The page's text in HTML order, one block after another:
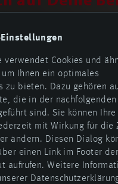
verwendet Cookies und
um Ihnen ein optimales
zu bieten. Dazu gehören
die in der nachfolgenden
sind. Sie können Ihre
mit Wirkung für die
ändern. Diesen Dialog
einen Link im Footer der
aufrufen. Weitere